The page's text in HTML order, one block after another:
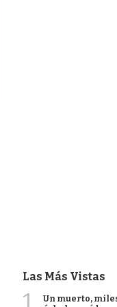
Las Más Vistas
Un muerto,